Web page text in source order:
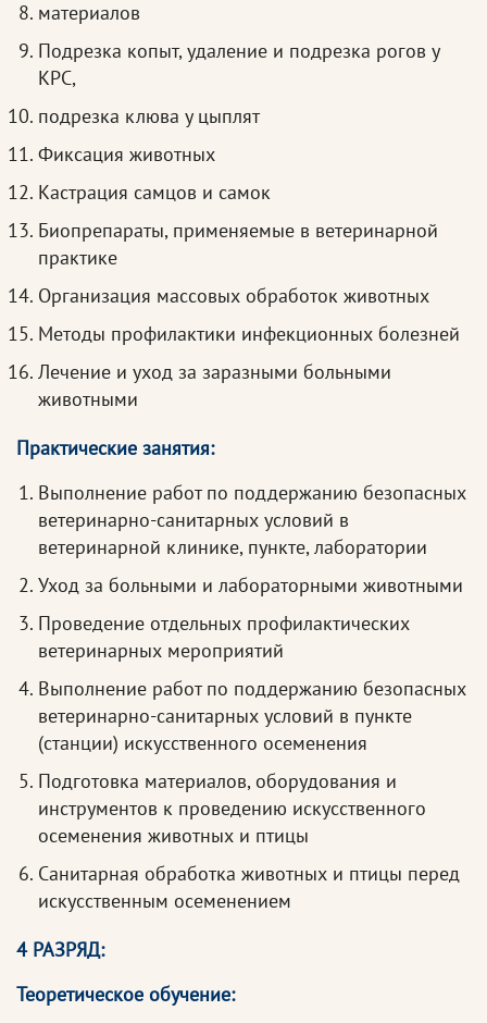
материалов
Подрезка копыт, удаление и подрезка рогов у
КРС,
подрезка клюва у цыплят
Фиксация животных
Кастрация самцов и самок
Биопрепараты, применяемые в ветеринарной
практике
Организация массовых обработок животных
Методы профилактики инфекционных болезней
Лечение и уход за заразными больными
животными
Практические занятия:
Выполнение работ по поддержанию безопасных
ветеринарно-санитарных условий в
ветеринарной клинике, пункте, лаборатории
Уход за больными и лабораторными животными
Проведение отдельных профилактических
ветеринарных мероприятий
Выполнение работ по поддержанию безопасных
ветеринарно-санитарных условий в пункте
(станции) искусственного осеменения
Подготовка материалов, оборудования и
инструментов к проведению искусственного
осеменения животных и птицы
Санитарная обработка животных и птицы перед
искусственным осеменением
4 РАЗРЯД:
Теоретическое обучение: